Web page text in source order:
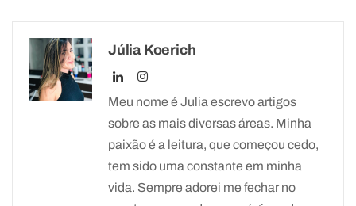
Júlia Koerich
Meu nome é Julia escrevo artigos
sobre as mais diversas áreas. Minha
paixão é a leitura, que começou cedo,
tem sido uma constante em minha
vida. Sempre adorei me fechar no